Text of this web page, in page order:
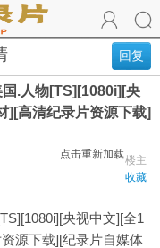
回复
国.人物[TS][1080i][央
][高清纪录片资源下载]
点击重新加载楼主
收藏
央视中文][全1
源下载][纪录片自媒体